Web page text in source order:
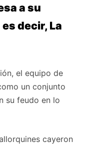
a su
es decir, La
el equipo de
un conjunto
su feudo en lo
cayeron